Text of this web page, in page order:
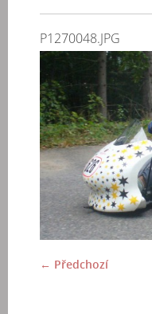
P1270048.JPG
← Předchozí